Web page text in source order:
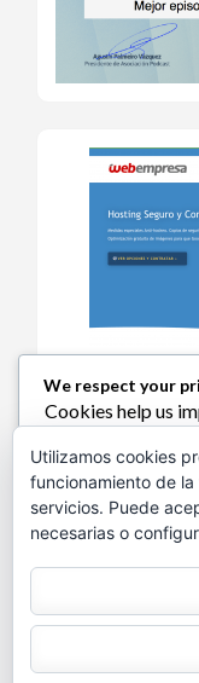
Política de
Política de
We respect your
Cookies help us
choose which
Customize. Click
Allto decline non-
Utilizamos cookies
funcionamiento de
servicios. Puede
necesarias o